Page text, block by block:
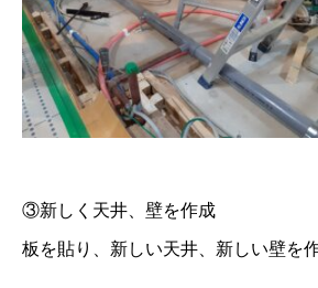
③新しく天井、壁を作成
板を貼り、新しい天井、新しい壁を